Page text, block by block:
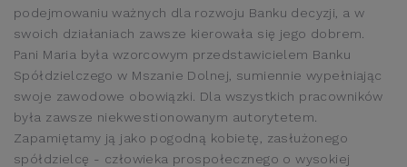
podejmowaniu ważnych dla rozwoju Banku decyzji, a w
swoich działaniach zawsze kierowała się jego dobrem.
Pani Maria była wzorcowym przedstawicielem Banku
Spółdzielczego w Mszanie Dolnej, sumiennie wypełniając
swoje zawodowe obowiązki. Dla wszystkich pracowników
była zawsze niekwestionowanym autorytetem.
Zapamiętamy ją jako pogodną kobietę, zasłużonego
spółdzielcę - człowieka prospołecznego o wysokiej